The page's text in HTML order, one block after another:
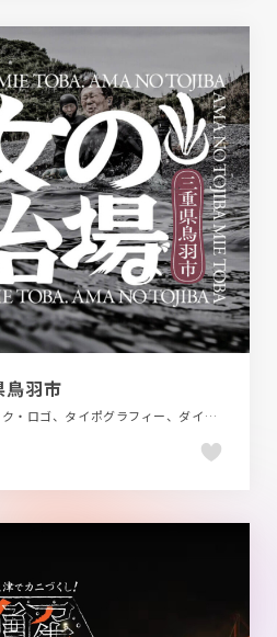
鳥羽市
LP・特集ページ、グラフィック・ロゴ、タイポグラフィー、ダイナミック、ピンク系、動画が流れる、地域・団体・活動、大きめ写真、旅行・ホテル・観光、日本テイスト、映像、第一次産業・SDGs・地方創生